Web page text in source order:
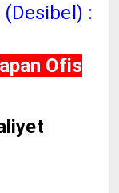
:
Ofis